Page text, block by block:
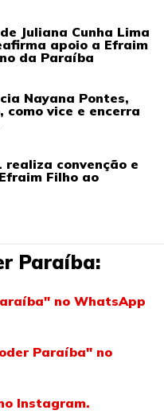
Juliana Cunha Lima
apoio a Efraim
da Paraíba
Nayana Pontes,
como vice e encerra
realiza convenção e
Filho ao
Paraíba:
no WhatsApp
Paraíba" no
Instagram.